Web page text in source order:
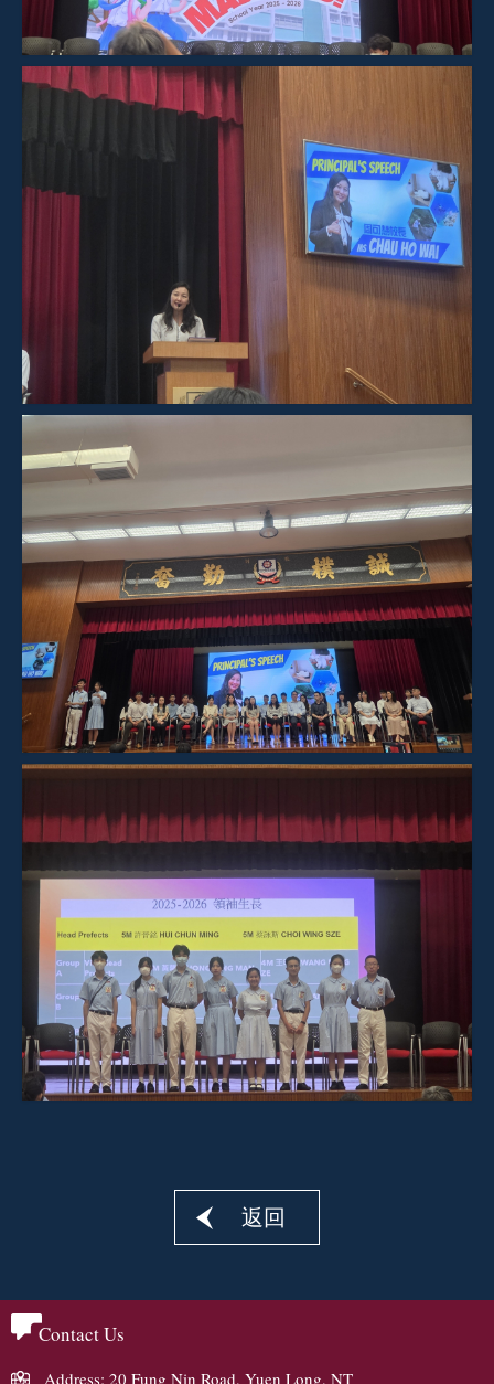
返回
Contact Us
Address: 20 Fung Nin Road, Yuen Long, NT